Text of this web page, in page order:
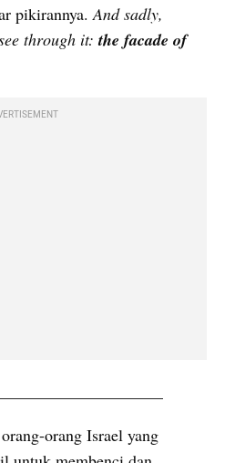
pikirannya. And sadly,
through it: the facade of
orang Israel yang